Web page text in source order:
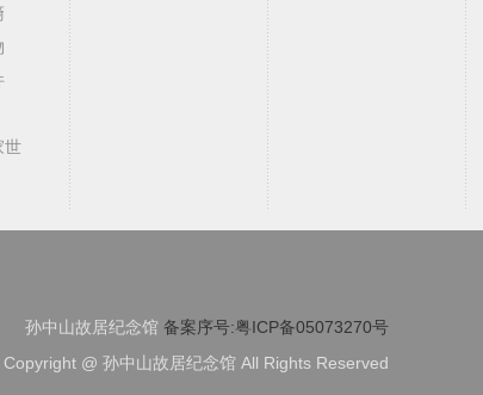
世
孙中山故居纪念馆 备案序号:粤ICP备05073270号
Copyright @ 孙中山故居纪念馆 All Rights Reserved